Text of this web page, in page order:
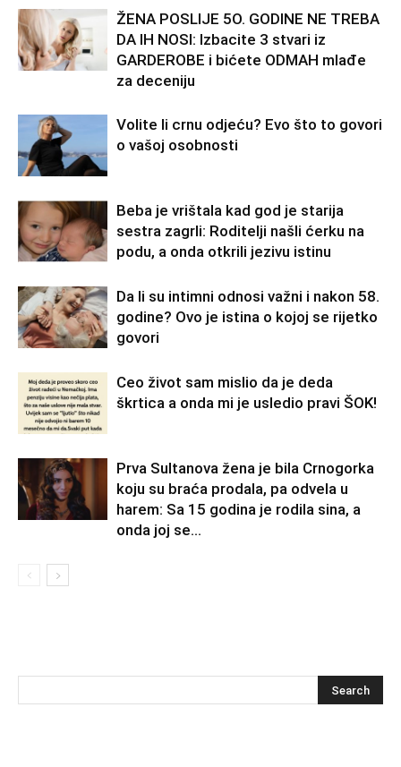
ŽENA POSLIJE 5O. GODINE NE TREBA
DA IH NOSI: Izbacite 3 stvari iz
GARDEROBE i bićete ODMAH mlađe
za deceniju
Volite li crnu odjeću? Evo što to govori
o vašoj osobnosti
Beba je vrištala kad god je starija
sestra zagrli: Roditelji našli ćerku na
podu, a onda otkrili jezivu istinu
Da li su intimni odnosi važni i nakon 58.
godine? Ovo je istina o kojoj se rijetko
govori
Ceo život sam mislio da je deda
škrtica a onda mi je usledio pravi ŠOK!
Prva Sultanova žena je bila Crnogorka
koju su braća prodala, pa odvela u
harem: Sa 15 godina je rodila sina, a
onda joj se...